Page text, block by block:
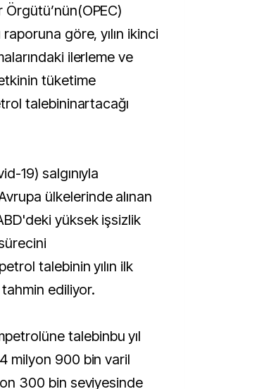
göre, yılın ikinci
ilerleme ve
tüketime
talebininartacağı
19) salgınıyla
ülkelerinde alınan
yüksek işsizlik
talebinin yılın ilk
tahmin ediliyor.
talebinbu yıl
milyon 900 bin varil
300 bin seviyesinde